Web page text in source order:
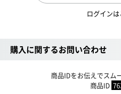
ログイン
購入に関するお問い合わせ
商品IDをお伝えでスム
商品ID